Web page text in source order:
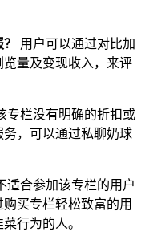
用户可以通过对比加
量及变现收入，来评
专栏没有明确的折扣或
，可以通过私聊奶球
适合参加该专栏的用户
买专栏轻松致富的用
行为的人。